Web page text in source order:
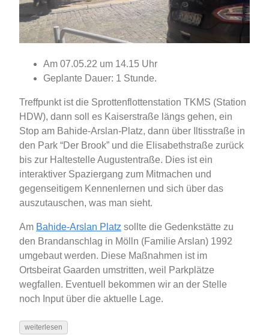
Am 07.05.22 um 14.15 Uhr
Geplante Dauer: 1 Stunde.
Treffpunkt ist die Sprottenflottenstation TKMS (Station
HDW), dann soll es Kaiserstraße längs gehen, ein
Stop am Bahide-Arslan-Platz, dann über Iltisstraße in
den Park “Der Brook” und die Elisabethstraße zurück
bis zur Haltestelle Augustentraße. Dies ist ein
interaktiver Spaziergang zum Mitmachen und
gegenseitigem Kennenlernen und sich über das
auszutauschen, was man sieht.
Am Bahide-Arslan Platz sollte die Gedenkstätte zu
den Brandanschlag in Mölln (Familie Arslan) 1992
umgebaut werden. Diese Maßnahmen ist im
Ortsbeirat Gaarden umstritten, weil Parkplätze
wegfallen. Eventuell bekommen wir an der Stelle
noch Input über die aktuelle Lage.
weiterlesen